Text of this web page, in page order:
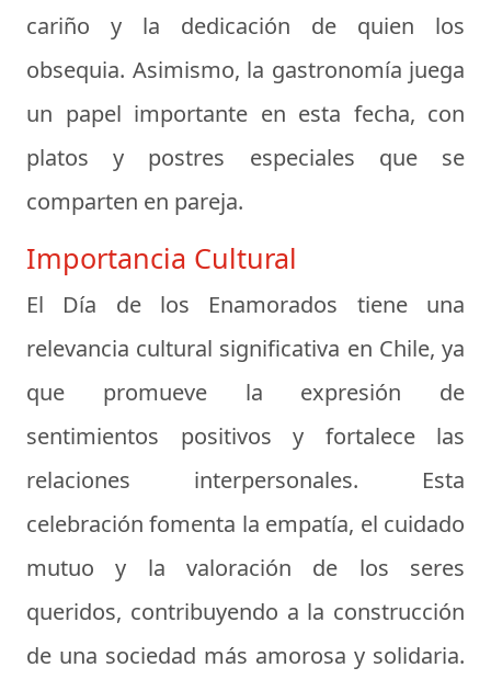
cariño y la dedicación de quien los
obsequia. Asimismo, la gastronomía juega
un papel importante en esta fecha, con
platos y postres especiales que se
comparten en pareja.
Importancia Cultural
El Día de los Enamorados tiene una
relevancia cultural significativa en Chile, ya
que promueve la expresión de
sentimientos positivos y fortalece las
relaciones interpersonales. Esta
celebración fomenta la empatía, el cuidado
mutuo y la valoración de los seres
queridos, contribuyendo a la construcción
de una sociedad más amorosa y solidaria.